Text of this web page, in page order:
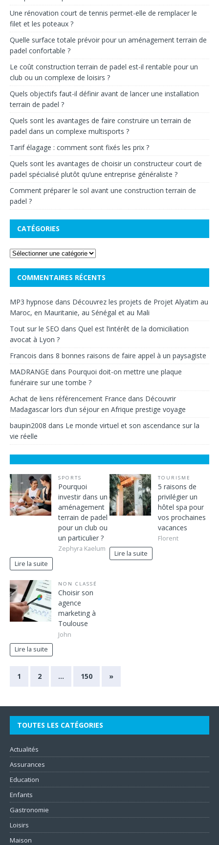
Une rénovation court de tennis permet-elle de remplacer le
filet et les poteaux ?
Quelle surface totale prévoir pour un aménagement terrain de
padel confortable ?
Le coût construction terrain de padel est-il rentable pour un
club ou un complexe de loisirs ?
Quels objectifs faut-il définir avant de lancer une installation
terrain de padel ?
Quels sont les avantages de faire construire un terrain de
padel dans un complexe multisports ?
Tarif élagage : comment sont fixés les prix ?
Quels sont les avantages de choisir un constructeur court de
padel spécialisé plutôt qu’une entreprise généraliste ?
Comment préparer le sol avant une construction terrain de
padel ?
CATÉGORIES
COMMENTAIRES RÉCENTS
MP3 hypnose dans Découvrez les projets de Projet Alyatim au
Maroc, en Mauritanie, au Sénégal et au Mali
Tout sur le SEO dans Quel est l’intérêt de la domiciliation
avocat à Lyon ?
Francois dans 8 bonnes raisons de faire appel à un paysagiste
MADRANGE dans Pourquoi doit-on mettre une plaque
funéraire sur une tombe ?
Achat de liens référencement France dans Découvrir
Madagascar lors d’un séjour en Afrique prestige voyage
baupin2008 dans Le monde virtuel et son ascendance sur la
vie réelle
SPORTS
Pourquoi
investir dans un
aménagement
terrain de padel
pour un club ou
un particulier ?
Zephyra Kaelum
Lire la suite
TOURISME
5 raisons de
privilégier un
hôtel spa pour
vos prochaines
vacances
Florent
Lire la suite
NON CLASSÉ
Choisir son
agence
marketing à
Toulouse
John
Lire la suite
1 2 … 150 »
TOUTES LES CATÉGORIES
Actualités
Assurances
Education
Enfants
Gastronomie
Loisirs
Maison